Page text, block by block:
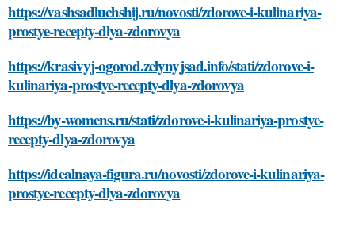
https://vashsadluchshij.ru/novosti/zdorove-i-kulinariya-
prostye-recepty-dlya-zdorovya
https://krasivyj-ogorod.zelynyjsad.info/stati/zdorove-i-
kulinariya-prostye-recepty-dlya-zdorovya
https://by-womens.ru/stati/zdorove-i-kulinariya-prostye-
recepty-dlya-zdorovya
https://idealnaya-figura.ru/novosti/zdorove-i-kulinariya-
prostye-recepty-dlya-zdorovya